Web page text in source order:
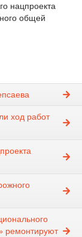
нацпроекта
общей
ход работ
ремонтируют